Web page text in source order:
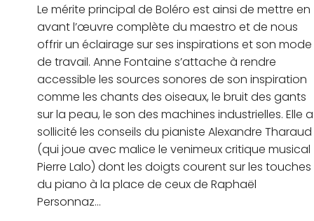
Le mérite principal de Boléro est ainsi de mettre en
avant l’œuvre complète du maestro et de nous
offrir un éclairage sur ses inspirations et son mode
de travail. Anne Fontaine s’attache à rendre
accessible les sources sonores de son inspiration
comme les chants des oiseaux, le bruit des gants
sur la peau, le son des machines industrielles. Elle a
sollicité les conseils du pianiste Alexandre Tharaud
(qui joue avec malice le venimeux critique musical
Pierre Lalo) dont les doigts courent sur les touches
du piano à la place de ceux de Raphaël
Personnaz…